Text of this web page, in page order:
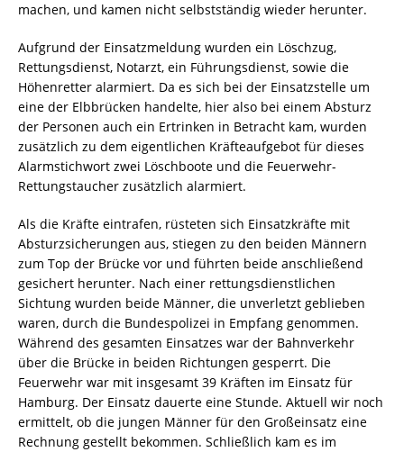
machen, und kamen nicht selbstständig wieder herunter.
Aufgrund der Einsatzmeldung wurden ein Löschzug,
Rettungsdienst, Notarzt, ein Führungsdienst, sowie die
Höhenretter alarmiert. Da es sich bei der Einsatzstelle um
eine der Elbbrücken handelte, hier also bei einem Absturz
der Personen auch ein Ertrinken in Betracht kam, wurden
zusätzlich zu dem eigentlichen Kräfteaufgebot für dieses
Alarmstichwort zwei Löschboote und die Feuerwehr-
Rettungstaucher zusätzlich alarmiert.
Als die Kräfte eintrafen, rüsteten sich Einsatzkräfte mit
Absturzsicherungen aus, stiegen zu den beiden Männern
zum Top der Brücke vor und führten beide anschließend
gesichert herunter. Nach einer rettungsdienstlichen
Sichtung wurden beide Männer, die unverletzt geblieben
waren, durch die Bundespolizei in Empfang genommen.
Während des gesamten Einsatzes war der Bahnverkehr
über die Brücke in beiden Richtungen gesperrt. Die
Feuerwehr war mit insgesamt 39 Kräften im Einsatz für
Hamburg. Der Einsatz dauerte eine Stunde. Aktuell wir noch
ermittelt, ob die jungen Männer für den Großeinsatz eine
Rechnung gestellt bekommen. Schließlich kam es im